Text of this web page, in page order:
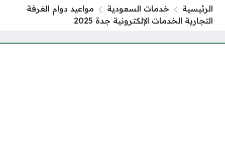
الرئيسية خدمات السعودية
مواعيد دوام الغرفة
التجارية الخدمات الإلكترونية جدة 2025